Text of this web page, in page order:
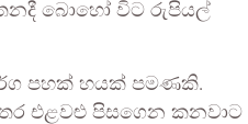
බොහෝ විට රුපියල්
පහක් හයක් පමණකි.
එළවළු පිසගෙන කනවාට